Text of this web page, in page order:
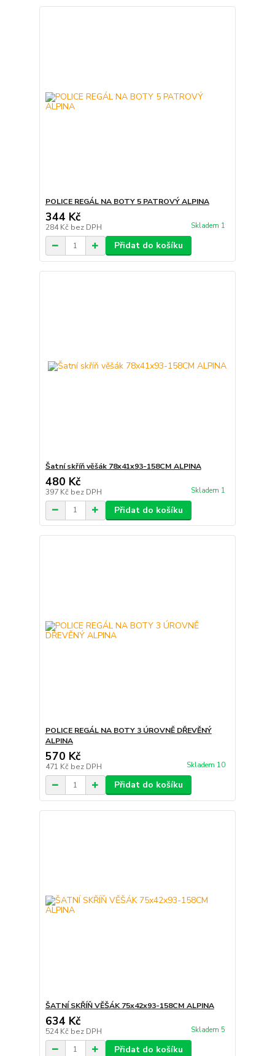
POLICE REGÁL NA BOTY 5 PATROVÝ ALPINA
344 Kč
284 Kč bez DPH Skladem 1
Přidat do košíku
Šatní skříň věšák 78x41x93-158CM ALPINA
480 Kč
397 Kč bez DPH Skladem 1
Přidat do košíku
POLICE REGÁL NA BOTY 3 ÚROVNĚ DŘEVĚNÝ
ALPINA
570 Kč
471 Kč bez DPH Skladem 10
Přidat do košíku
ŠATNÍ SKŘÍŇ VĚŠÁK 75x42x93-158CM ALPINA
634 Kč
524 Kč bez DPH Skladem 5
Přidat do košíku